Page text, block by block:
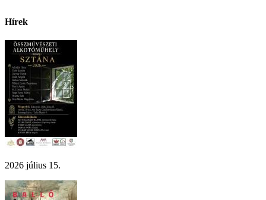
Hírek
2026 július 15.